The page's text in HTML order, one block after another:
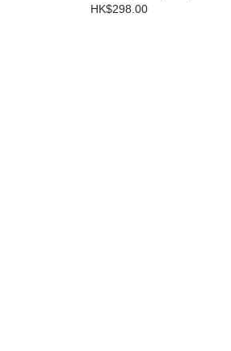
HK$298.00